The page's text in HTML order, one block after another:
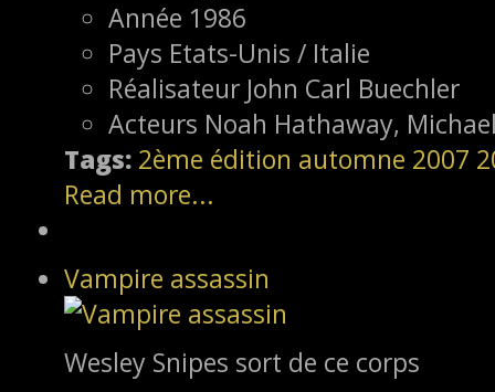
Année 1986
Pays Etats-Unis / Italie
Réalisateur John Carl Buechler
Acteurs Noah Hathaway,
Tags: 2ème édition automne 2007
Read more...
Vampire assassin
Wesley Snipes sort de ce corps